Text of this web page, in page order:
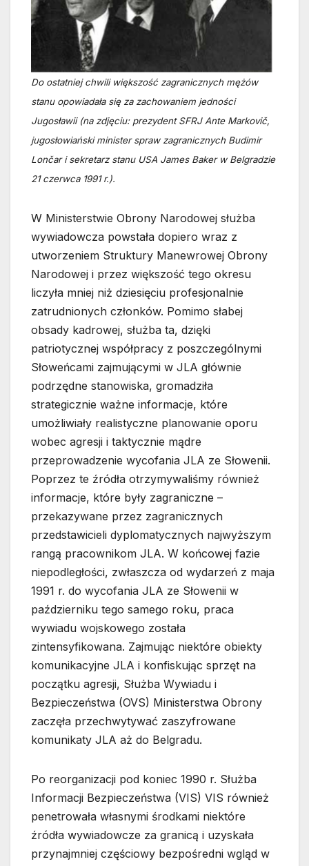
Do ostatniej chwili większość zagranicznych mężów
stanu opowiadała się za zachowaniem jedności
Jugosławii (na zdjęciu: prezydent SFRJ Ante Markovič,
jugosłowiański minister spraw zagranicznych Budimir
Lončar i sekretarz stanu USA James Baker w Belgradzie
21 czerwca 1991 r.).
W Ministerstwie Obrony Narodowej służba
wywiadowcza powstała dopiero wraz z
utworzeniem Struktury Manewrowej Obrony
Narodowej i przez większość tego okresu
liczyła mniej niż dziesięciu profesjonalnie
zatrudnionych członków. Pomimo słabej
obsady kadrowej, służba ta, dzięki
patriotycznej współpracy z poszczególnymi
Słoweńcami zajmującymi w JLA głównie
podrzędne stanowiska, gromadziła
strategicznie ważne informacje, które
umożliwiały realistyczne planowanie oporu
wobec agresji i taktycznie mądre
przeprowadzenie wycofania JLA ze Słowenii.
Poprzez te źródła otrzymywaliśmy również
informacje, które były zagraniczne –
przekazywane przez zagranicznych
przedstawicieli dyplomatycznych najwyższym
rangą pracownikom JLA. W końcowej fazie
niepodległości, zwłaszcza od wydarzeń z maja
1991 r. do wycofania JLA ze Słowenii w
październiku tego samego roku, praca
wywiadu wojskowego została
zintensyfikowana. Zajmując niektóre obiekty
komunikacyjne JLA i konfiskując sprzęt na
początku agresji, Służba Wywiadu i
Bezpieczeństwa (OVS) Ministerstwa Obrony
zaczęła przechwytywać zaszyfrowane
komunikaty JLA aż do Belgradu.
Po reorganizacji pod koniec 1990 r. Służba
Informacji Bezpieczeństwa (VIS) VIS również
penetrowała własnymi środkami niektóre
źródła wywiadowcze za granicą i uzyskała
przynajmniej częściowy bezpośredni wgląd w